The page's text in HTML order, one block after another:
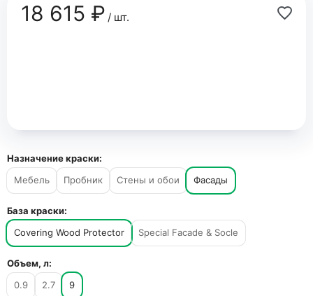
18 615 ₽/ шт.
Назначение краски:
Мебель
Пробник Стены и обои Фасады
База краски:
Covering Wood Protector
Special Facade & Socle
Объем, л:
0.9
2.7 9